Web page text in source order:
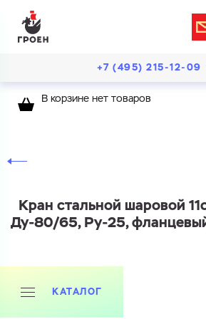
+7 (495) 215-12-09
В корзине нет товаров
Кран стальной шаровой
Ду-80/65, Ру-25,
КАТАЛОГ